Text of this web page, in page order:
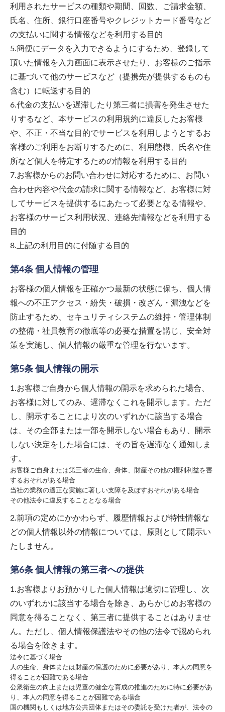
利用されたサービスの種類や期間、回数、ご請求金額、
氏名、住所、銀行口座番号やクレジットカード番号など
の支払いに関する情報などを利用する目的
5.簡便にデータを入力できるようにするため、登録して
頂いた情報を入力画面に表示させたり、お客様のご指示
に基づいて他のサービスなど（提携先が提供するものも
含む）に転送する目的
6.代金の支払いを遅滞したり第三者に損害を発生させた
りするなど、本サービスの利用規約に違反したお客様
や、不正・不当な目的でサービスを利用しようとするお
客様のご利用をお断りするために、利用態様、氏名や住
所など個人を特定するための情報を利用する目的
7.お客様からのお問い合わせに対応するために、お問い
合わせ内容や代金の請求に関する情報など、お客様に対
してサービスを提供するにあたって必要となる情報や、
お客様のサービス利用状況、連絡先情報などを利用する
目的
8.上記の利用目的に付随する目的
第4条 個人情報の管理
お客様の個人情報を正確かつ最新の状態に保ち、個人情
報への不正アクセス・紛失・破損・改ざん・漏洩などを
防止するため、セキュリティシステムの維持・管理体制
の整備・社員教育の徹底等の必要な措置を講じ、安全対
策を実施し、個人情報の厳重な管理を行ないます。
第5条 個人情報の開示
1.お客様ご自身から個人情報の開示を求められた場合、
お客様に対してのみ、遅滞なくこれを開示します。ただ
し、開示することにより次のいずれかに該当する場合
は、その全部または一部を開示しない場合もあり、開示
しない決定をした場合には、その旨を遅滞なく通知しま
す。
お客様ご自身または第三者の生命、身体、財産その他の権利利益を害
するおそれがある場合
当社の業務の適正な実施に著しい支障を及ぼすおそれがある場合
その他法令に違反することとなる場合
2.前項の定めにかかわらず、履歴情報および特性情報な
どの個人情報以外の情報については、原則として開示い
たしません。
第6条 個人情報の第三者への提供
1.お客様よりお預かりした個人情報は適切に管理し、次
のいずれかに該当する場合を除き、あらかじめお客様の
同意を得ることなく、第三者に提供することはありませ
ん。ただし、個人情報保護法やその他の法令で認められ
る場合を除きます。
法令に基づく場合
人の生命、身体または財産の保護のために必要があり、本人の同意を
得ることが困難である場合
公衆衛生の向上または児童の健全な育成の推進のために特に必要があ
り、本人の同意を得ることが困難である場合
国の機関もしくは地方公共団体またはその委託を受けた者が、法令の